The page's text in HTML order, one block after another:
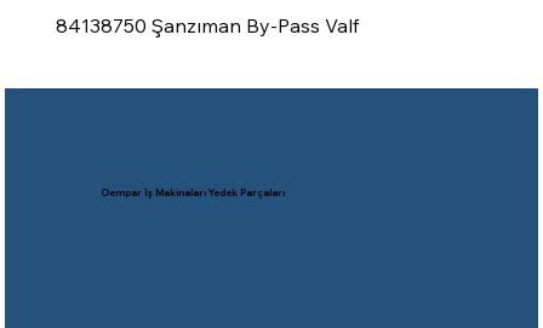
84138750 Şanzıman By-Pass Valf
Oempar İş Makinaları Yedek Parçaları